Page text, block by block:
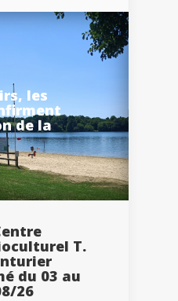
les
de la
T.
du 03 au
26